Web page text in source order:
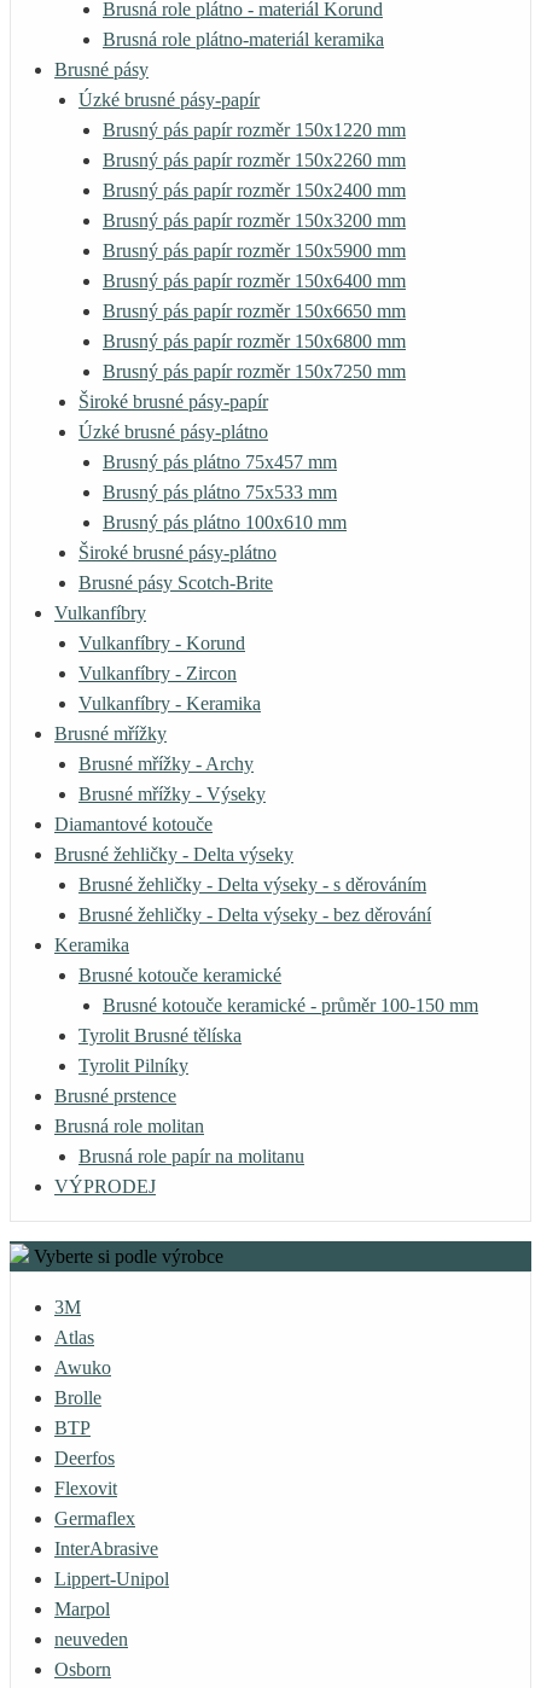
Brusná role plátno - materiál Korund
Brusná role plátno-materiál keramika
Brusné pásy
Úzké brusné pásy-papír
Brusný pás papír rozměr 150x1220 mm
Brusný pás papír rozměr 150x2260 mm
Brusný pás papír rozměr 150x2400 mm
Brusný pás papír rozměr 150x3200 mm
Brusný pás papír rozměr 150x5900 mm
Brusný pás papír rozměr 150x6400 mm
Brusný pás papír rozměr 150x6650 mm
Brusný pás papír rozměr 150x6800 mm
Brusný pás papír rozměr 150x7250 mm
Široké brusné pásy-papír
Úzké brusné pásy-plátno
Brusný pás plátno 75x457 mm
Brusný pás plátno 75x533 mm
Brusný pás plátno 100x610 mm
Široké brusné pásy-plátno
Brusné pásy Scotch-Brite
Vulkanfíbry
Vulkanfíbry - Korund
Vulkanfíbry - Zircon
Vulkanfíbry - Keramika
Brusné mřížky
Brusné mřížky - Archy
Brusné mřížky - Výseky
Diamantové kotouče
Brusné žehličky - Delta výseky
Brusné žehličky - Delta výseky - s děrováním
Brusné žehličky - Delta výseky - bez děrování
Keramika
Brusné kotouče keramické
Brusné kotouče keramické - průměr 100-150 mm
Tyrolit Brusné tělíska
Tyrolit Pilníky
Brusné prstence
Brusná role molitan
Brusná role papír na molitanu
VÝPRODEJ
Vyberte si podle výrobce
3M
Atlas
Awuko
Brolle
BTP
Deerfos
Flexovit
Germaflex
InterAbrasive
Lippert-Unipol
Marpol
neuveden
Osborn